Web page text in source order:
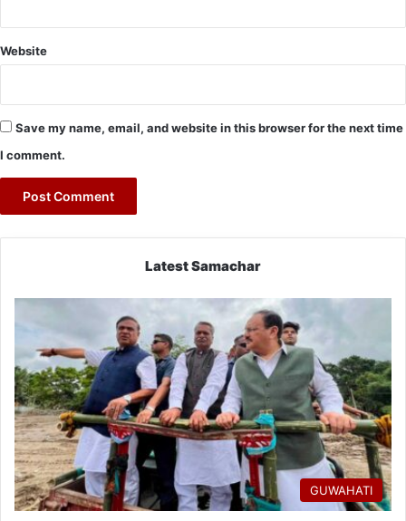
Website
Save my name, email, and website in this browser for the next time
I comment.
Latest Samachar
GUWAHATI